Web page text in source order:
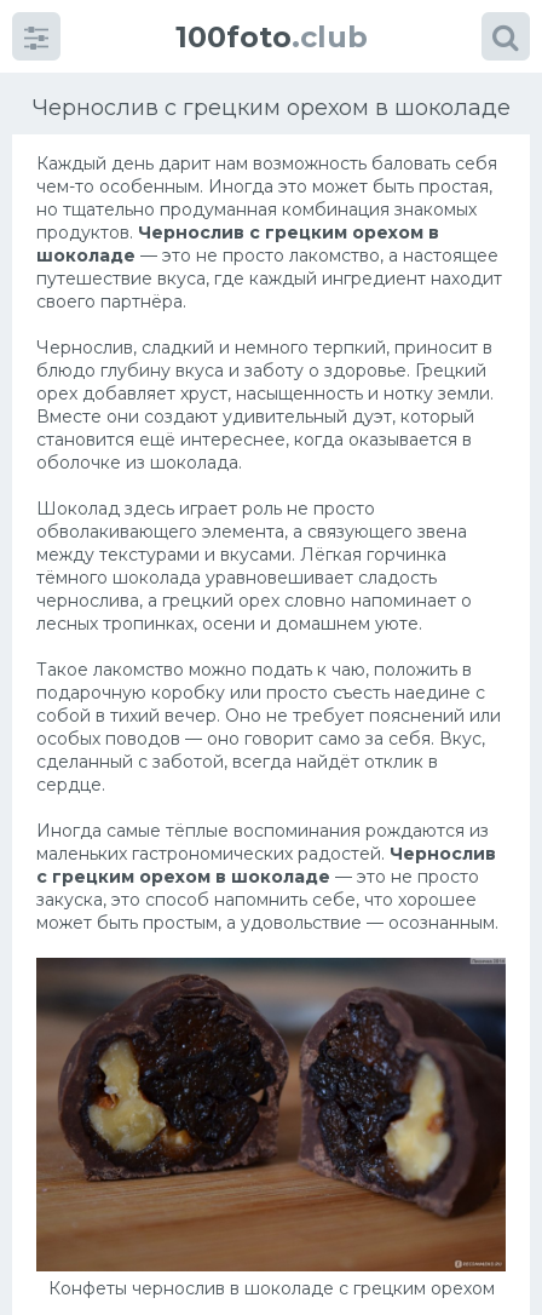
100foto.club
Чернослив с грецким орехом в шоколаде
Каждый день дарит нам возможность баловать себя
чем-то особенным. Иногда это может быть простая,
но тщательно продуманная комбинация знакомых
продуктов. Чернослив с грецким орехом в
шоколаде — это не просто лакомство, а настоящее
путешествие вкуса, где каждый ингредиент находит
своего партнёра.
Чернослив, сладкий и немного терпкий, приносит в
блюдо глубину вкуса и заботу о здоровье. Грецкий
орех добавляет хруст, насыщенность и нотку земли.
Вместе они создают удивительный дуэт, который
становится ещё интереснее, когда оказывается в
оболочке из шоколада.
Шоколад здесь играет роль не просто
обволакивающего элемента, а связующего звена
между текстурами и вкусами. Лёгкая горчинка
тёмного шоколада уравновешивает сладость
чернослива, а грецкий орех словно напоминает о
лесных тропинках, осени и домашнем уюте.
Такое лакомство можно подать к чаю, положить в
подарочную коробку или просто съесть наедине с
собой в тихий вечер. Оно не требует пояснений или
особых поводов — оно говорит само за себя. Вкус,
сделанный с заботой, всегда найдёт отклик в
сердце.
Иногда самые тёплые воспоминания рождаются из
маленьких гастрономических радостей. Чернослив
с грецким орехом в шоколаде — это не просто
закуска, это способ напомнить себе, что хорошее
может быть простым, а удовольствие — осознанным.
Конфеты чернослив в шоколаде с грецким орехом
Категориикартинок
Супы
Мясные блюда
Печенье
Салат
Выпечка
Десерт
Напитки
Дизайн комнаты